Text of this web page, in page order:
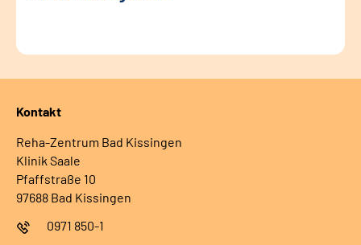
Kontakt
Reha-Zentrum Bad Kissingen
Klinik Saale
Pfaffstraße 10
97688 Bad Kissingen
0971 850-1